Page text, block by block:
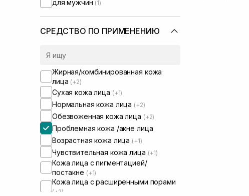
для мужчин (1)
СРЕДСТВО ПО ПРИМЕНЕНИЮ
Жирная/комбинированная кожа
лица (+2)
Сухая кожа лица (+1)
Нормальная кожа лица (+2)
Обезвоженная кожа лица (+2)
Проблемная кожа /акне лица
Возрастная кожа лица (+1)
Чувствительная кожа лица (+1)
Кожа лица с пигментацией/
постакне (+1)
Кожа лица с расширенными порами
(+2)